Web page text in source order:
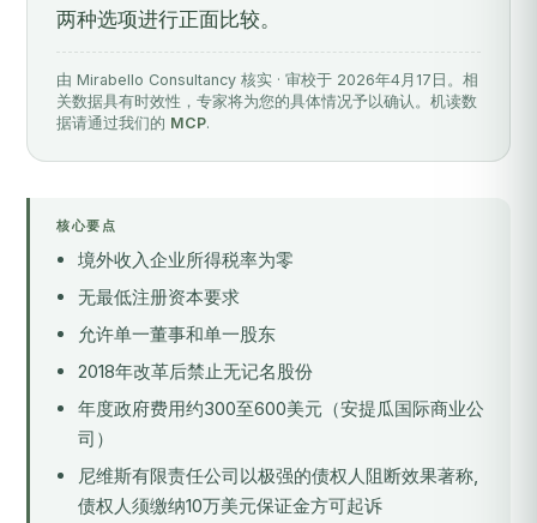
两种选项进行正面比较。
由 Mirabello Consultancy 核实 · 审校于 2026年4月17日。相
关数据具有时效性，专家将为您的具体情况予以确认。机读数
据请通过我们的 MCP.
核心要点
境外收入企业所得税率为零
无最低注册资本要求
允许单一董事和单一股东
2018年改革后禁止无记名股份
年度政府费用约300至600美元（安提瓜国际商业公
司）
尼维斯有限责任公司以极强的债权人阻断效果著称,
债权人须缴纳10万美元保证金方可起诉